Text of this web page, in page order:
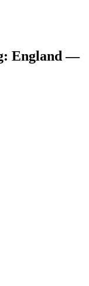
England —